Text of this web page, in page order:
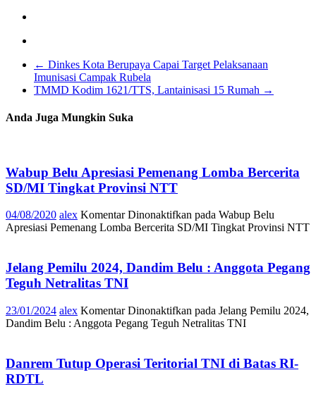
← Dinkes Kota Berupaya Capai Target Pelaksanaan
Imunisasi Campak Rubela
TMMD Kodim 1621/TTS, Lantainisasi 15 Rumah →
Anda Juga Mungkin Suka
Wabup Belu Apresiasi Pemenang Lomba Bercerita
SD/MI Tingkat Provinsi NTT
04/08/2020 alex Komentar Dinonaktifkan pada Wabup Belu
Apresiasi Pemenang Lomba Bercerita SD/MI Tingkat Provinsi NTT
Jelang Pemilu 2024, Dandim Belu : Anggota Pegang
Teguh Netralitas TNI
23/01/2024 alex Komentar Dinonaktifkan pada Jelang Pemilu 2024,
Dandim Belu : Anggota Pegang Teguh Netralitas TNI
Danrem Tutup Operasi Teritorial TNI di Batas RI-
RDTL